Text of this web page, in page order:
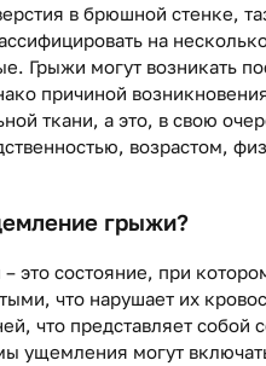
в брюшной стенке,
на
Грыжи могут возникать
причиной
ткани, а это, в свою
возрастом,
грыжи?
это состояние, при
что нарушает их
что представляет собой
ущемления могут